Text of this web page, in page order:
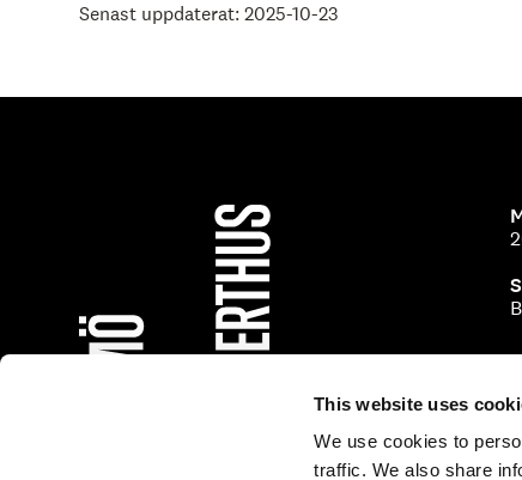
This website uses
We use cookies to
traffic. We also share
Senast uppdaterat: 2025-10-23